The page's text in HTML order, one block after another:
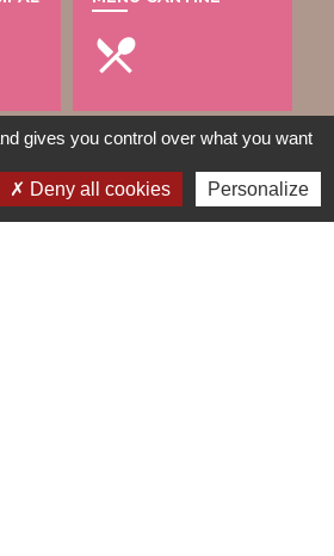
local_dining
account_balance
gives you control over what you want
Deny all cookies Personalize